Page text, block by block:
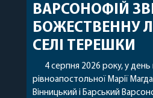
ВАРСОНОФІЙ
БОЖЕСТВЕННУ
СЕЛІ ТЕРЕШКИ
4 серпня 2026 року, у день
рівноапостольної Марії
Вінницький і Барський